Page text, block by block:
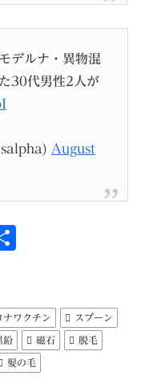
デルナ・異物混
30代男性2人が
August
ナワクチン スプーン
鉛 磁石 脱毛
髪の毛